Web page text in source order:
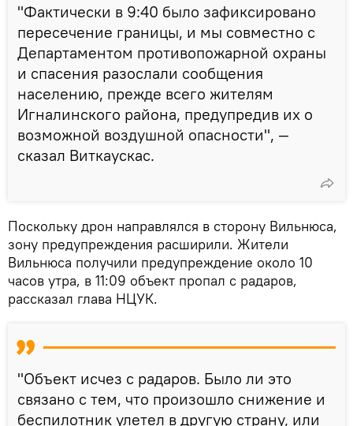
"Фактически в 9:40 было зафиксировано
пересечение границы, и мы совместно с
Департаментом противопожарной охраны
и спасения разослали сообщения
населению, прежде всего жителям
Игналинского района, предупредив их о
возможной воздушной опасности", —
сказал Виткаускас.
Поскольку дрон направлялся в сторону Вильнюса,
зону предупреждения расширили. Жители
Вильнюса получили предупреждение около 10
часов утра, в 11:09 объект пропал с радаров,
рассказал глава НЦУК.
"Объект исчез с радаров. Было ли это
связано с тем, что произошло снижение и
беспилотник улетел в другую страну, или